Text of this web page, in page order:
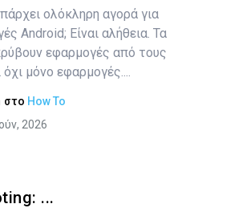
ολόκληρη αγορά για
Android; Είναι αλήθεια. Τα
εφαρμογές από τους
όχι μόνο εφαρμογές....
στο How To
2026
...